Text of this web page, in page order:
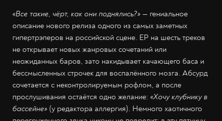
«Все такие, чёрт, как они поднялись?» — гениальное
описание нового релиза одного из самых заметных
гипертрэперов на российской сцене. ЕР на шесть треков
не открывает новых жанровых сочетаний или
неожиданных баров, зато накидывает качающего баса и
бессмысленных строчек для воспалённого мозга. Абсурд
сочетается с неконтролируемым рофлом, а после
прослушивания остаётся одно желание: «Хочу клубнику в
бассейне» (у редактора аллергия). Немного хаотичного